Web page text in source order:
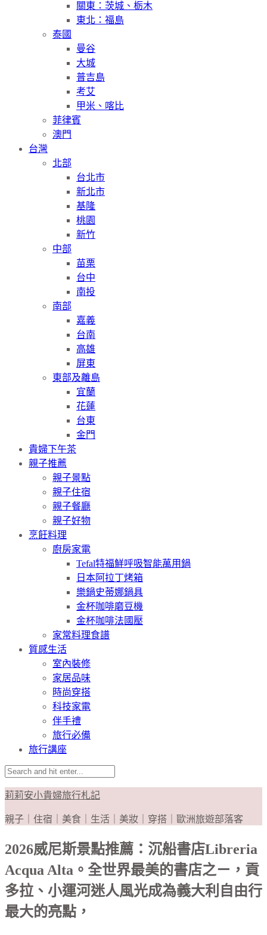
關東：茨城、栃木
東北：福島
泰國
曼谷
大城
普吉島
考艾
甲米、喀比
菲律賓
澳門
台灣
北部
台北市
新北市
基隆
桃園
新竹
中部
苗栗
台中
南投
南部
嘉義
台南
高雄
屏東
東部及離島
宜蘭
花蓮
台東
金門
貴婦下午茶
親子推薦
親子景點
親子住宿
親子餐廳
親子好物
烹飪料理
廚房家電
Tefal特福鮮呼吸智能萬用鍋
日本阿拉丁烤箱
樂鍋史蒂娜鍋具
金杯咖啡磨豆機
金杯咖啡法國壓
家常料理食譜
質感生活
室內裝修
家居品味
時尚穿搭
科技家電
伴手禮
旅行必備
旅行講座
莉莉安小貴婦旅行札記
親子｜住宿｜美食｜生活｜美妝｜穿搭｜歐洲旅遊部落客
2026威尼斯景點推薦：沉船書店Libreria
Acqua Alta。全世界最美的書店之ㄧ，貢
多拉、小運河迷人風光成為義大利自由行
最大的亮點，